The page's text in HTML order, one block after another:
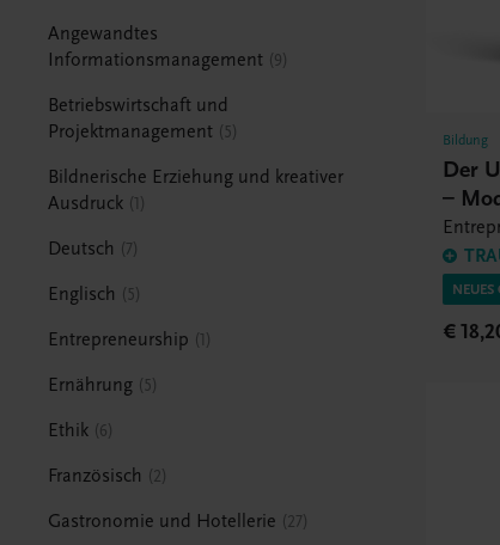
Angewandtes
Informationsmanagement 9
Betriebswirtschaft und
Projektmanagement
5
Bildnerische Erziehung und kreativer
Ausdruck 1
Deutsch 7
Englisch 5
Entrepreneurship 1
Ernährung 5
Ethik 6
Französisch 2
Gastronomie und Hotellerie 27
Bildung
Der
–
NEUES
€